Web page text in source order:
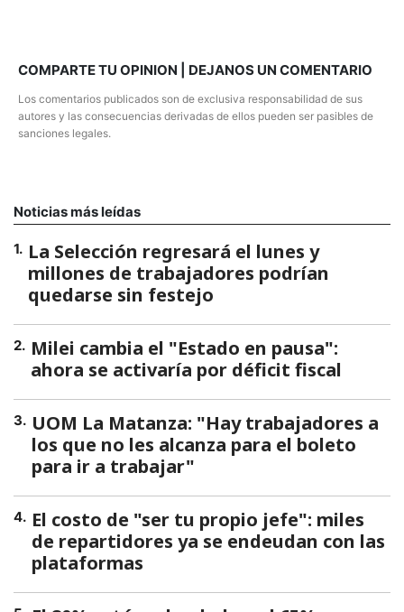
COMPARTE TU OPINION | DEJANOS UN COMENTARIO
Los comentarios publicados son de exclusiva responsabilidad de sus
autores y las consecuencias derivadas de ellos pueden ser pasibles de
sanciones legales.
Noticias más leídas
1. La Selección regresará el lunes y
millones de trabajadores podrían
quedarse sin festejo
2. Milei cambia el "Estado en pausa":
ahora se activaría por déficit fiscal
3. UOM La Matanza: "Hay trabajadores a
los que no les alcanza para el boleto
para ir a trabajar"
4. El costo de "ser tu propio jefe": miles
de repartidores ya se endeudan con las
plataformas